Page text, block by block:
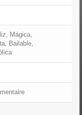
Mágica,
Bailable,